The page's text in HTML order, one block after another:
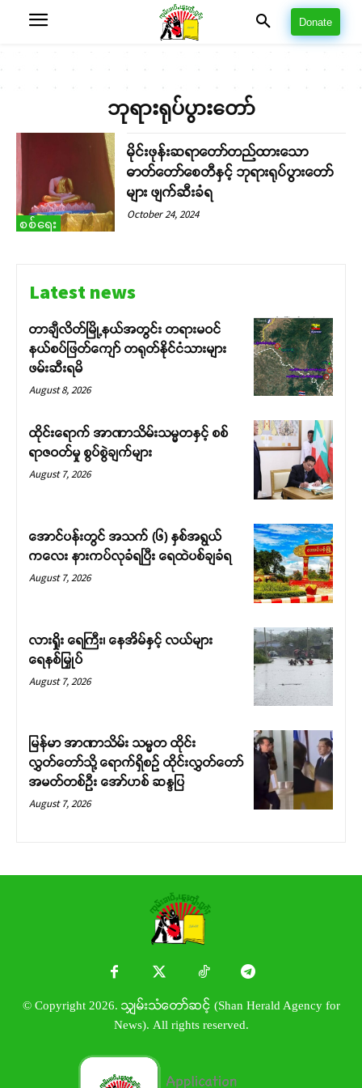
Donate
ဘုရားရုပ်ပွားတော်
စစ်ရေး
မိုင်းဖုန်းဆရာ‌တော်တည်ထားသော
ဓာတ်တော်စေတီနှင့် ဘုရားရုပ်ပွားတော်
များ ဖျက်ဆီးခံရ
October 24, 2024
Latest news
တာချီလိတ်မြို့နယ်အတွင်း တရားမဝင်
နယ်စပ်ဖြတ်ကျော် တရုတ်နိုင်ငံသားများ
ဖမ်းဆီးရမိ
August 8, 2026
ထိုင်းရောက် အာဏာသိမ်းသမ္မတနှင့် စစ်
ရာဇဝတ်မှု စွပ်စွဲချက်များ
August 7, 2026
အောင်ပန်းတွင် အသက် (၆) နှစ်အရွယ်
ကလေး နားကပ်လုခံရပြီး ရေထဲပစ်ချခံရ
August 7, 2026
လားရှိုး ရေကြီး၊ နေအိမ်နှင့် လယ်များ
ရေနစ်မြှုပ်
August 7, 2026
မြန်မာ အာဏာသိမ်း သမ္မတ ထိုင်း
လွှတ်တော်သို့ ရောက်ရှိစဉ် ထိုင်းလွှတ်တော်
အမတ်တစ်ဦး အော်ဟစ် ဆန္ဒပြ
August 7, 2026
© Copyright 2026. သျှမ်းသံတော်ဆင့် (Shan Herald Agency for
News). All rights reserved.